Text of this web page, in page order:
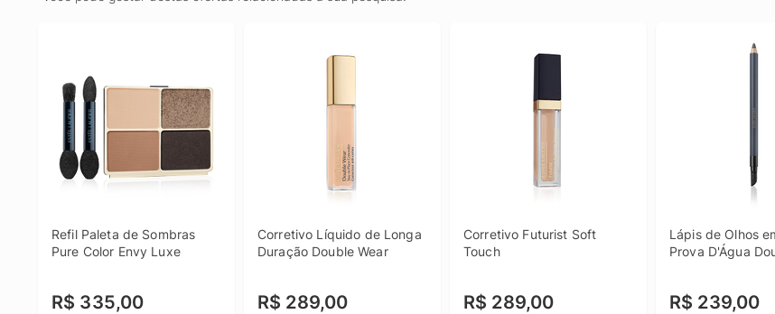
Refil Paleta de Sombras
Pure Color Envy Luxe
R$ 335,00
Corretivo Líquido de Longa
Duração Double Wear
R$ 289,00
Corretivo Futurist Soft
Touch
R$ 289,00
Lápis de Olhos
Prova D'Água
R$ 239,00